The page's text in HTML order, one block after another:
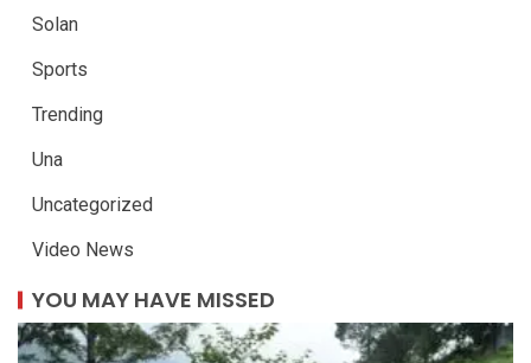
Solan
Sports
Trending
Una
Uncategorized
Video News
YOU MAY HAVE MISSED